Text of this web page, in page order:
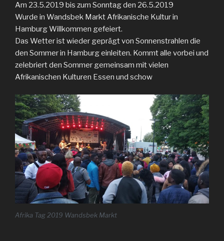
Am 23.5.2019 bis zum Sonntag den 26.5.2019
Wurde in Wandsbek Markt Afrikanische Kultur in
Hamburg Willkommen gefeiert.
Das Wetter ist wieder geprägt von Sonnenstrahlen die
den Sommer in Hamburg einleiten. Kommt alle vorbei und
zelebriert den Sommer gemeinsam mit vielen
Afrikanischen Kulturen Essen und schow
Afrika Tag 2019 Wandsbek Markt